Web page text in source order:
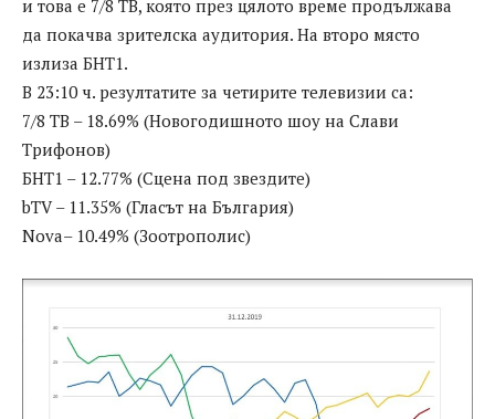
и това е 7/8 ТВ, която през цялото време продължава
да покачва зрителска аудитория. На второ място
излиза БНТ1.
В 23:10 ч. резултатите за четирите телевизии са:
7/8 ТВ – 18.69% (Новогодишното шоу на Слави
Трифонов)
БНТ1 – 12.77% (Сцена под звездите)
bTV – 11.35% (Гласът на България)
Nova– 10.49% (Зоотрополис)